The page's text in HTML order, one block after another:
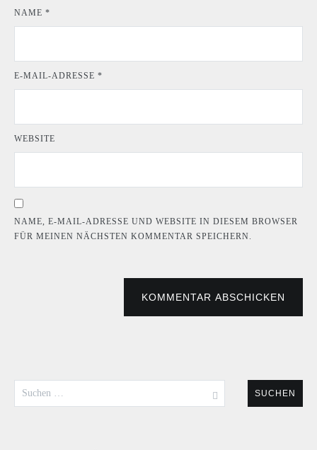
NAME *
E-MAIL-ADRESSE *
WEBSITE
NAME, E-MAIL-ADRESSE UND WEBSITE IN DIESEM BROWSER
FÜR MEINEN NÄCHSTEN KOMMENTAR SPEICHERN.
KOMMENTAR ABSCHICKEN
nach: